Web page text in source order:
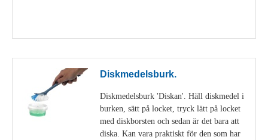
Diskmedelsburk.
Diskmedelsburk 'Diskan'. Häll diskmedel i
burken, sätt på locket, tryck lätt på locket
med diskborsten och sedan är det bara att
diska. Kan vara praktiskt för den som har